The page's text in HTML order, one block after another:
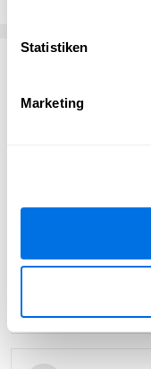
Statistiken
Marketing